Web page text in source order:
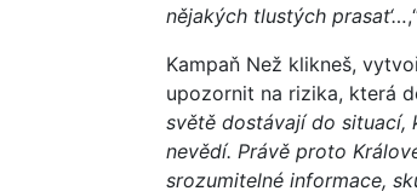
nějakých tlustých prasat‘…
Kampaň Než klikneš,
upozornit na rizika, která
světě dostávají do situací,
nevědí. Právě proto
srozumitelné informace,